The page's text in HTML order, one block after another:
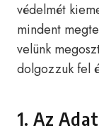
védelmét
mindent
velünk
dolgozzuk fel
1. Az